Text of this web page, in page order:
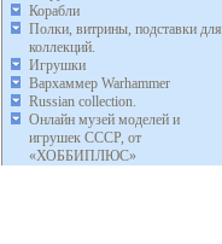
Корабли
Полки, витрины, подставки для
коллекций.
Игрушки
Вархаммер Warhammer
Russian collection.
Онлайн музей моделей и
игрушек СССР, от
«ХОББИПЛЮС»